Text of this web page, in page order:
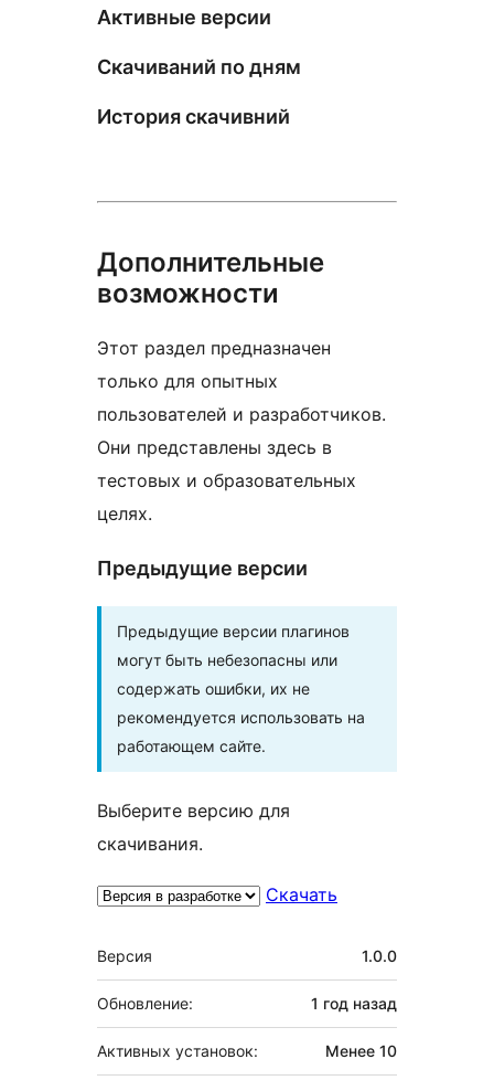
Активные версии
Скачиваний по дням
История скачивний
Дополнительные
возможности
Этот раздел предназначен
только для опытных
пользователей и разработчиков.
Они представлены здесь в
тестовых и образовательных
целях.
Предыдущие версии
Предыдущие версии плагинов
могут быть небезопасны или
содержать ошибки, их не
рекомендуется использовать на
работающем сайте.
Выберите версию для
скачивания.
Скачать
Мета
Версия 1.0.0
Обновление: 1 год назад
Активных установок: Менее 10